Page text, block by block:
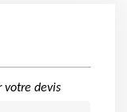
votre devis